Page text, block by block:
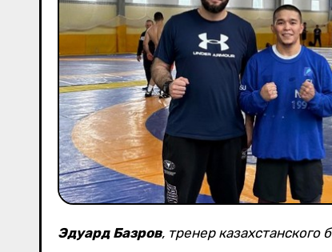
Эдуард Базров, тренер казахстанского